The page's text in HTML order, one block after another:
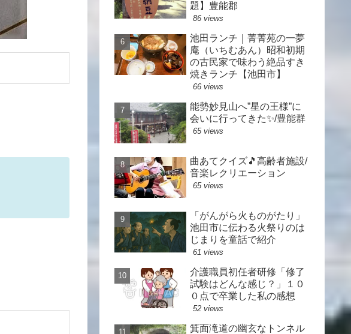
題】豊能郡
86 views
池田ランチ｜菁菁苑の一夢
庵（いちむあん）昭和初期
の古民家で味わう絶品すき
焼きランチ【池田市】
66 views
能勢妙見山へ”星の王様”に
会いに行ってきた✨/豊能群
65 views
曲あてクイズ🎵高齢者施設/
音楽レクリエーション
65 views
「がんがら火ものがたり」
池田市に伝わる火祭りのは
じまりを童話で紹介
61 views
介護職員初任者研修「修了
試験はどんな感じ？」１０
０点で卒業した私の感想
52 views
箕面滝道の幽玄なトンネル